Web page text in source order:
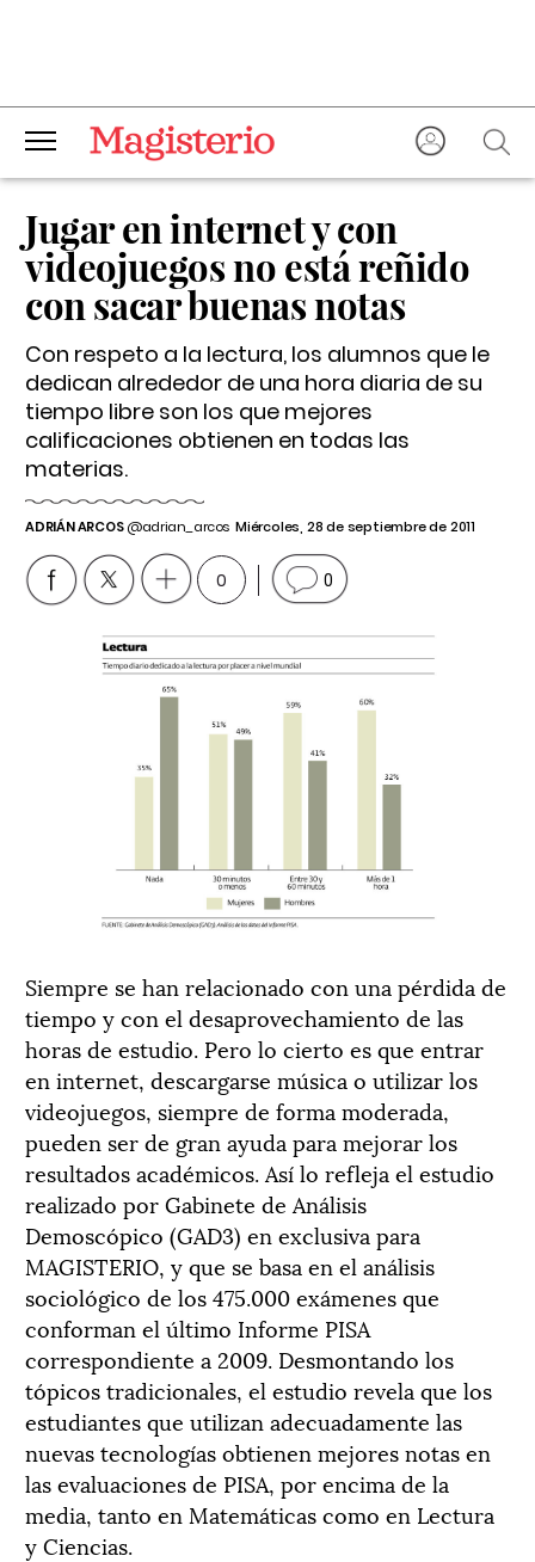
Jugar en internet y con
videojuegos no está reñido
con sacar buenas notas
Con respeto a la lectura, los alumnos que le
dedican alrededor de una hora diaria de su
tiempo libre son los que mejores
calificaciones obtienen en todas las
materias.
ADRIÁN ARCOS@adrian_arcos Miércoles, 28 de septiembre de 2011
0 0
Siempre se han relacionado con una pérdida de
tiempo y con el desaprovechamiento de las
horas de estudio. Pero lo cierto es que entrar
en internet, descargarse música o utilizar los
videojuegos, siempre de forma moderada,
pueden ser de gran ayuda para mejorar los
resultados académicos. Así lo refleja el estudio
realizado por Gabinete de Análisis
Demoscópico (GAD3) en exclusiva para
MAGISTERIO, y que se basa en el análisis
sociológico de los 475.000 exámenes que
conforman el último Informe PISA
correspondiente a 2009. Desmontando los
tópicos tradicionales, el estudio revela que los
estudiantes que utilizan adecuadamente las
nuevas tecnologías obtienen mejores notas en
las evaluaciones de PISA, por encima de la
media, tanto en Matemáticas como en Lectura
y Ciencias.